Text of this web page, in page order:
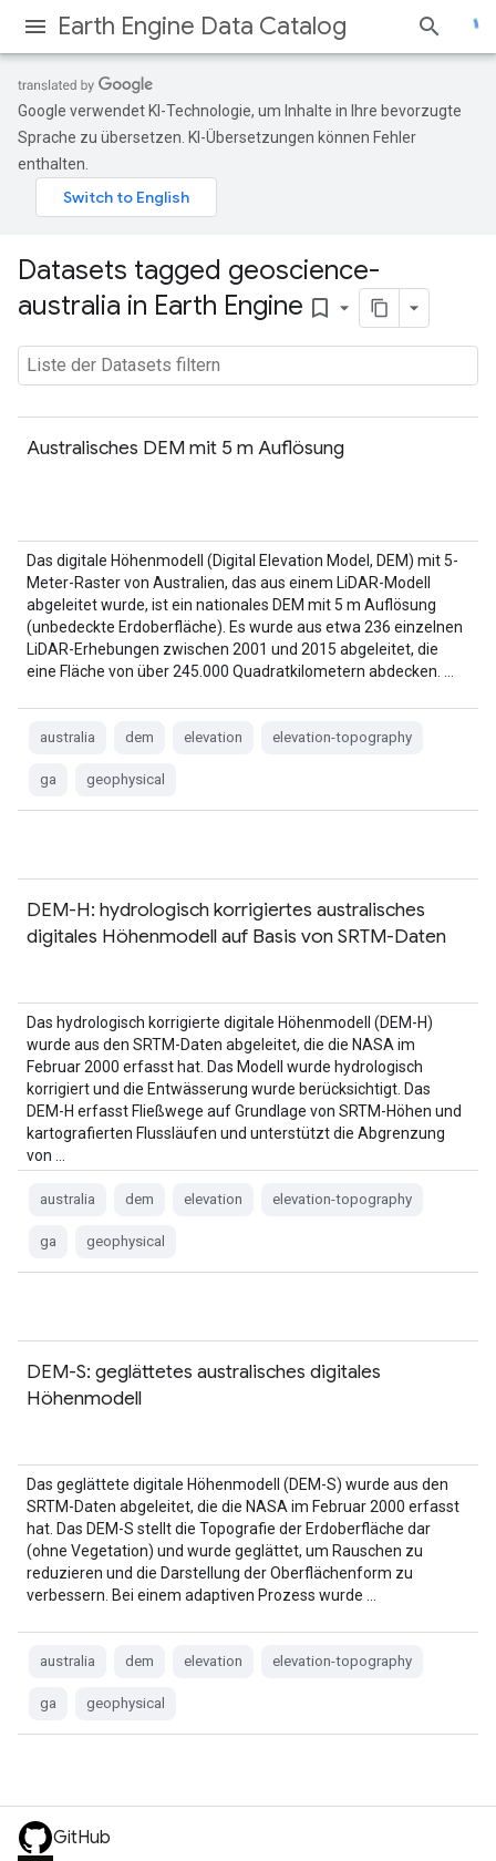
Earth Engine Data Catalog
Google verwendet KI-Technologie, um Inhalte in Ihre bevorzugte
Sprache zu übersetzen. KI-Übersetzungen können Fehler
enthalten.
Datasets tagged geoscience-
australia in Earth Engine bookmark_border
Australisches DEM mit 5 m Auflösung
Das digitale Höhenmodell (Digital Elevation Model, DEM) mit 5-
Meter-Raster von Australien, das aus einem LiDAR-Modell
abgeleitet wurde, ist ein nationales DEM mit 5 m Auflösung
(unbedeckte Erdoberfläche). Es wurde aus etwa 236 einzelnen
LiDAR-Erhebungen zwischen 2001 und 2015 abgeleitet, die
eine Fläche von über 245.000 Quadratkilometern abdecken. …
australia dem elevation elevation-topography
ga geophysical
DEM-H: hydrologisch korrigiertes australisches
digitales Höhenmodell auf Basis von SRTM-Daten
Das hydrologisch korrigierte digitale Höhenmodell (DEM-H)
wurde aus den SRTM-Daten abgeleitet, die die NASA im
Februar 2000 erfasst hat. Das Modell wurde hydrologisch
korrigiert und die Entwässerung wurde berücksichtigt. Das
DEM-H erfasst Fließwege auf Grundlage von SRTM-Höhen und
kartografierten Flussläufen und unterstützt die Abgrenzung
von …
australia dem elevation elevation-topography
ga geophysical
DEM-S: geglättetes australisches digitales
Höhenmodell
Das geglättete digitale Höhenmodell (DEM-S) wurde aus den
SRTM-Daten abgeleitet, die die NASA im Februar 2000 erfasst
hat. Das DEM-S stellt die Topografie der Erdoberfläche dar
(ohne Vegetation) und wurde geglättet, um Rauschen zu
reduzieren und die Darstellung der Oberflächenform zu
verbessern. Bei einem adaptiven Prozess wurde …
australia dem elevation elevation-topography
ga geophysical
GitHub